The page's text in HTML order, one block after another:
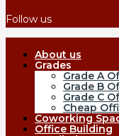
Follow us
About us
Grades
Grade A
Grade B
Grade C
Cheap
Coworking
Office Building